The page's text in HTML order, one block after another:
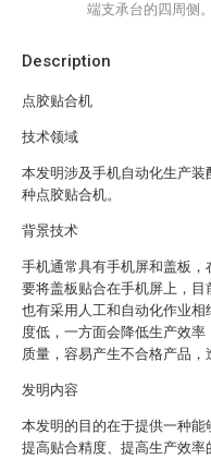
Description
点胶贴合机
技术领域
本发明涉及手机自动化生产
种点胶贴合机。
背景技术
手机通常具有手机屏和盖板
要将盖板贴合在手机屏上，目
也有采用人工和自动化作业
度低，一方面会降低生产效
质量，容易产生不合格产品，
发明内容
本发明的目的在于提供一种能
提高贴合精度、提高生产效率
端支承台的四周侧。